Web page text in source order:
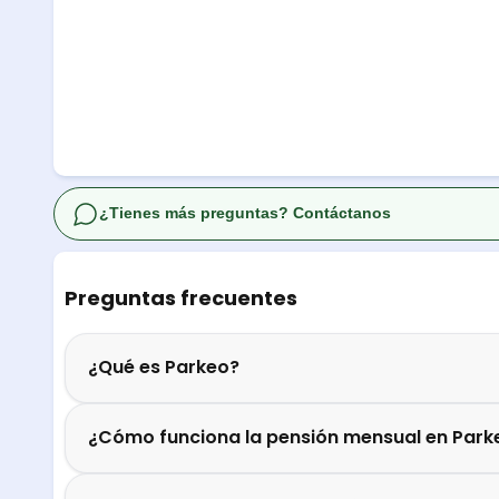
Preguntas frecuentes
¿Qué es Parkeo?
¿Cómo funciona la pensión mensual en
¿Tienes más preguntas? Contáctanos